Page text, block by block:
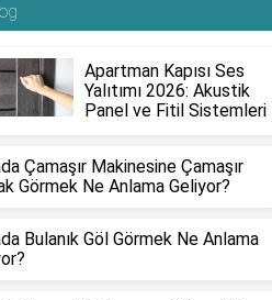
Apartman Kapısı Ses
Yalıtımı 2026: Akustik
Panel ve Fitil Sistemleri
Çamaşır Makinesine Çamaşır
Görmek Ne Anlama Geliyor?
Bulanık Göl Görmek Ne Anlama